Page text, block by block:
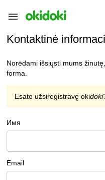
Kontaktinė
Norėdami išsiųsti mums
forma.
Esate užsiregistravę okidoki
Имя
Email